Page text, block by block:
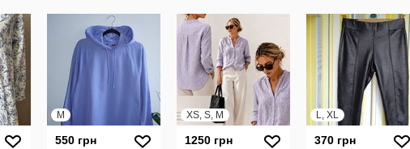
M
550 грн
XS, S, M
1250 грн
L, XL
370 грн